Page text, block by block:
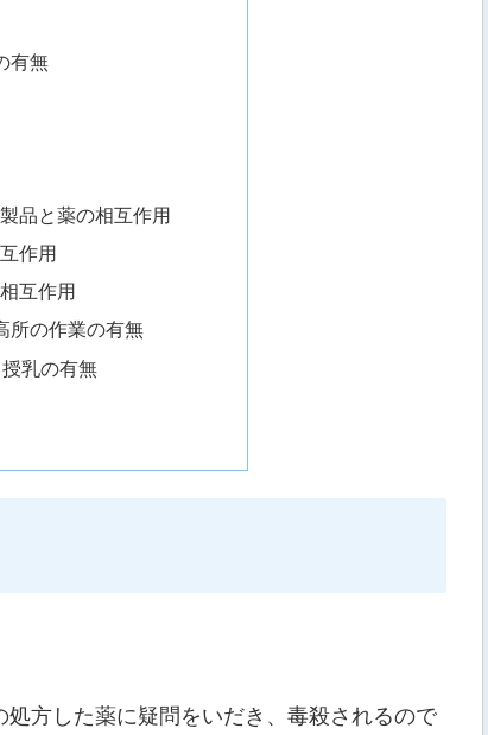
有無
品と薬の相互作用
作用
互作用
所の作業の有無
乳の有無
方した薬に疑問をいだき、毒殺されるので